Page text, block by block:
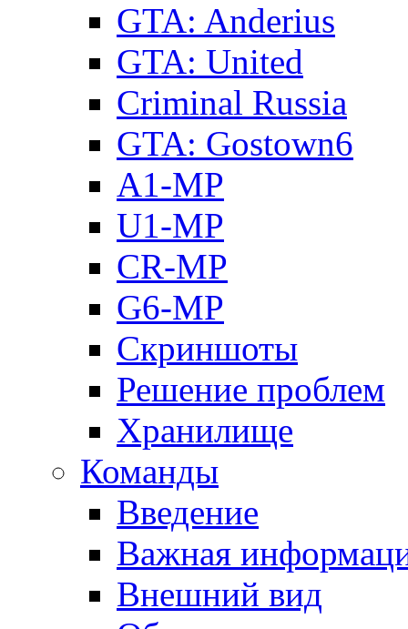
GTA: Anderius
GTA: United
Criminal Russia
GTA: Gostown6
A1-MP
U1-MP
CR-MP
G6-MP
Скриншоты
Решение проблем
Хранилище
Команды
Введение
Важная
Внешний вид